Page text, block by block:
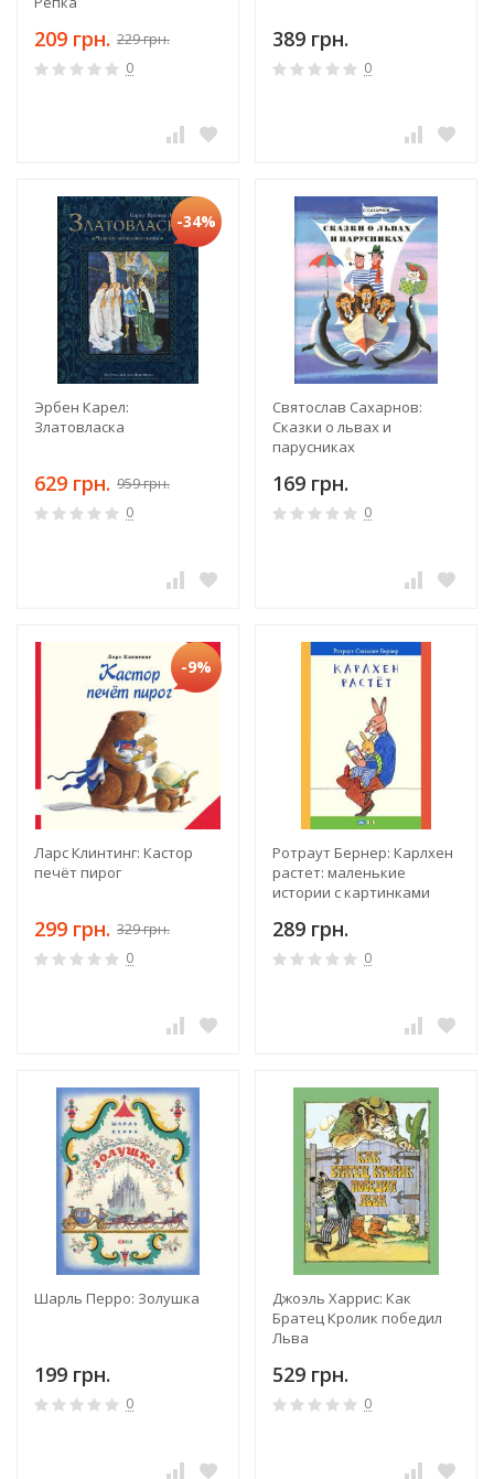
209 грн. 229 грн.
0
389 грн.
0
-34%
Эрбен Карел:
Златовласка
629 грн. 959 грн.
0
Святослав Сахарнов:
Сказки о львах и
парусниках
169 грн.
0
-9%
Ларс Клинтинг: Кастор
печёт пирог
299 грн. 329 грн.
0
Ротраут Бернер: Карлхен
растет: маленькие
истории с картинками
289 грн.
0
Шарль Перро: Золушка
199 грн.
0
Джоэль Харрис: Как
Братец Кролик победил
Льва
529 грн.
0